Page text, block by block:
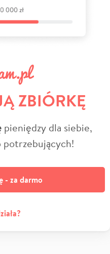
ZBIÓRKĘ
pieniędzy dla siebie,
potrzebujących!
- za darmo